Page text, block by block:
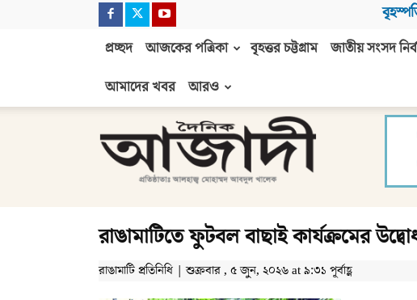
প্রচ্ছদ আজকের পত্রিকা বৃহত্তর চট্টগ্রাম জাতীয় সংসদ
আমাদের খবর
আরও
আজাদী
রাঙামাটিতে ফুটবল বাছাই কার্যক্রমের
রাঙামাটি প্রতিনিধি | শুক্রবার , ৫ জুন, ২০২৬ at ৯:৩১ পূর্বাহ্ণ